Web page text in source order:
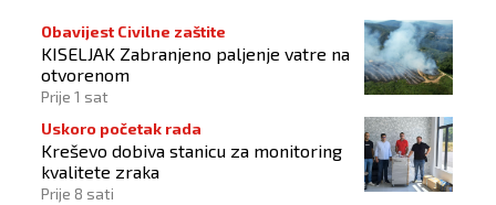
Obavijest Civilne zaštite
KISELJAK Zabranjeno paljenje vatre na
otvorenom
Prije 1 sat
Uskoro početak rada
Kreševo dobiva stanicu za monitoring
kvalitete zraka
Prije 8 sati